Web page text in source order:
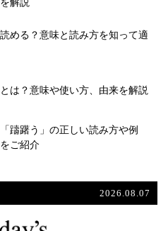
解説
める？意味と読み方を知って適
は？意味や使い方、由来を解説
躊躇う」の正しい読み方や例
ご紹介
2026.08.07